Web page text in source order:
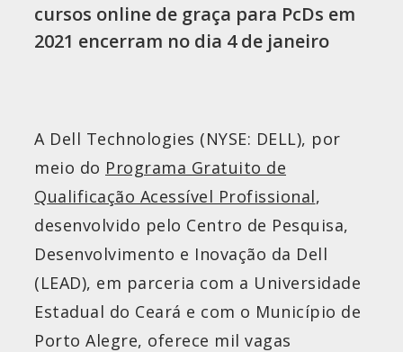
cursos online de graça para PcDs em
2021 encerram no dia 4 de janeiro
A Dell Technologies (NYSE: DELL), por
meio do Programa Gratuito de
Qualificação Acessível Profissional,
desenvolvido pelo Centro de Pesquisa,
Desenvolvimento e Inovação da Dell
(LEAD), em parceria com a Universidade
Estadual do Ceará e com o Município de
Porto Alegre, oferece mil vagas